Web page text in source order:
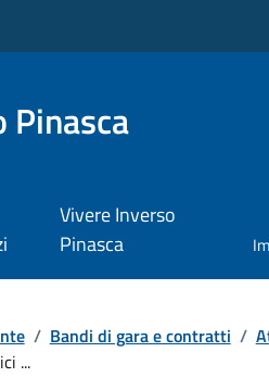
Pinasca
Vivere Inverso
Pinasca
/ Bandi di gara e contratti /
...